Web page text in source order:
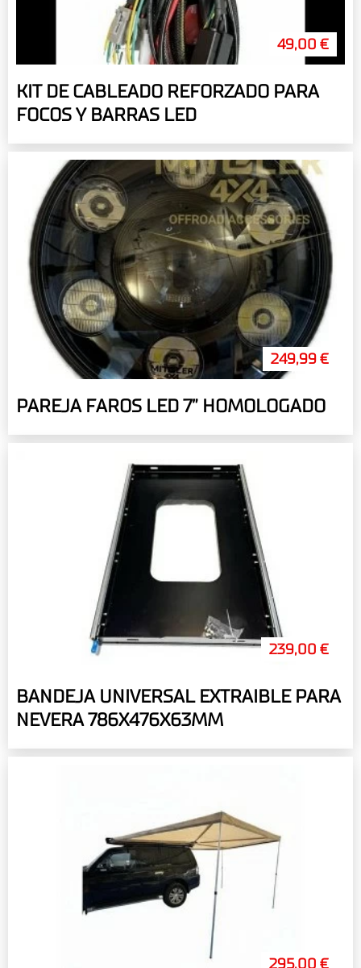
49,00 €
KIT DE CABLEADO REFORZADO PARA
FOCOS Y BARRAS LED
249,99 €
PAREJA FAROS LED 7” HOMOLOGADO
239,00 €
BANDEJA UNIVERSAL EXTRAIBLE PARA
NEVERA 786X476X63MM
295,00 €